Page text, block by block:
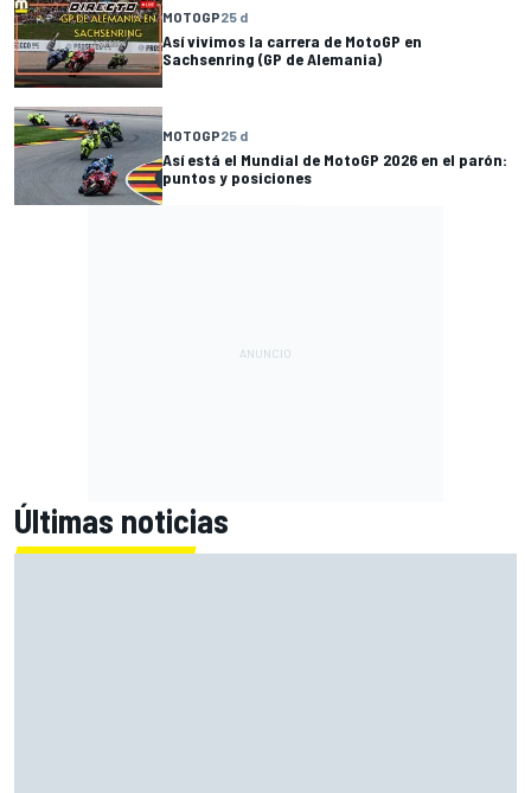
MOTOGP25 d
Así vivimos la carrera de MotoGP en
Sachsenring (GP de Alemania)
MOTOGP25 d
Así está el Mundial de MotoGP 2026 en el parón:
puntos y posiciones
Últimas noticias